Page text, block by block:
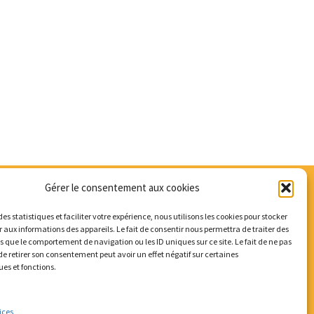
Gérer le consentement aux cookies
statistiques et faciliter votre expérience, nous utilisons les cookies pour stocker
aux informations des appareils. Le fait de consentir nous permettra de traiter des
que le comportement de navigation ou les ID uniques sur ce site. Le fait de ne pas
retirer son consentement peut avoir un effet négatif sur certaines
et fonctions.